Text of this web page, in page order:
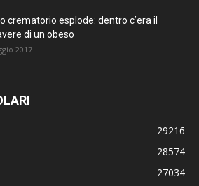
crematorio esplode: dentro c’era il
di un obeso
2017
29216
28574
27034